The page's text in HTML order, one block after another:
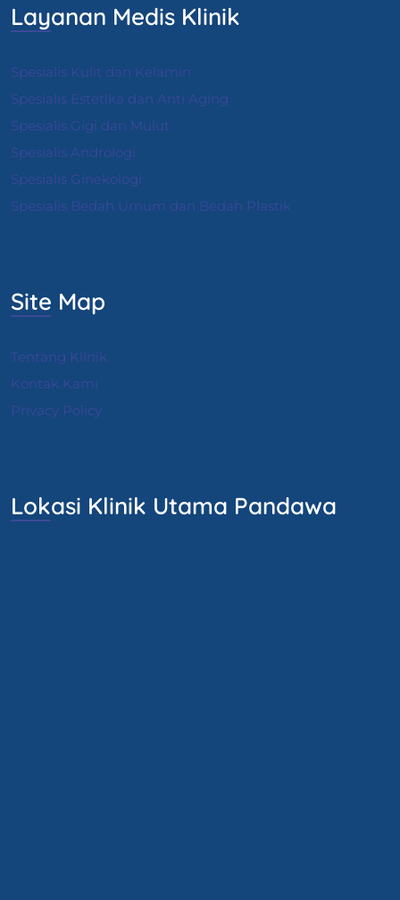
Layanan Medis Klinik
Spesialis Kulit dan Kelamin
Spesialis Estetika dan Anti Aging
Spesialis Gigi dan Mulut
Spesialis Andrologi
Spesialis Ginekologi
Spesialis Bedah Umum dan Bedah Plastik
Site Map
Tentang Klinik
Kontak Kami
Privacy Policy
Lokasi Klinik Utama Pandawa